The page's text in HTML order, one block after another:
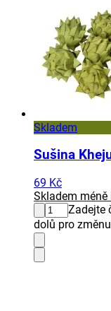
Skladem
Sušina
69 Kč
Skladem méně
Zadejte
dolů pro